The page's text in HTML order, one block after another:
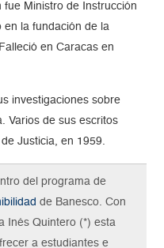
Ministro de Instrucción
en la fundación de la
en Caracas en
investigaciones sobre
Varios de sus escritos
Justicia, en 1959.
del programa de
de Banesco. Con
Inés Quintero (*) esta
a estudiantes e